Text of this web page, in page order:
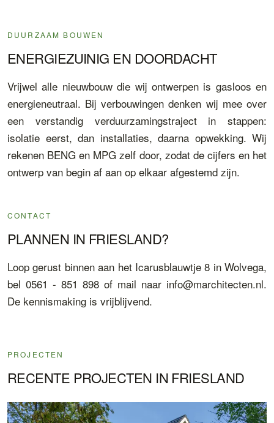
DUURZAAM BOUWEN
ENERGIEZUINIG EN DOORDACHT
Vrijwel alle nieuwbouw die wij ontwerpen is gasloos en
energieneutraal. Bij verbouwingen denken wij mee over
een verstandig verduurzamingstraject in stappen:
isolatie eerst, dan installaties, daarna opwekking. Wij
rekenen BENG en MPG zelf door, zodat de cijfers en het
ontwerp van begin af aan op elkaar afgestemd zijn.
CONTACT
PLANNEN IN FRIESLAND?
Loop gerust binnen aan het Icarusblauwtje 8 in Wolvega,
bel 0561 - 851 898 of mail naar info@marchitecten.nl.
De kennismaking is vrijblijvend.
PROJECTEN
RECENTE PROJECTEN IN FRIESLAND